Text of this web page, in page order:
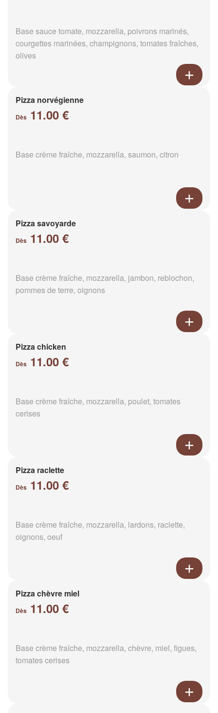
Base sauce tomate, mozzarella, poivrons marinés,
courgettes marinées, champignons, tomates fraîches,
olives
Pizza norvégienne
Dès 11.00 €
Base crème fraîche, mozzarella, saumon, citron
Pizza savoyarde
Dès 11.00 €
Base crème fraîche, mozzarella, jambon, reblochon,
pommes de terre, oignons
Pizza chicken
Dès 11.00 €
Base crème fraîche, mozzarella, poulet, tomates
cerises
Pizza raclette
Dès 11.00 €
Base crème fraîche, mozzarella, lardons, raclette,
oignons, oeuf
Pizza chèvre miel
Dès 11.00 €
Base crème fraîche, mozzarella, chèvre, miel, figues,
tomates cerises